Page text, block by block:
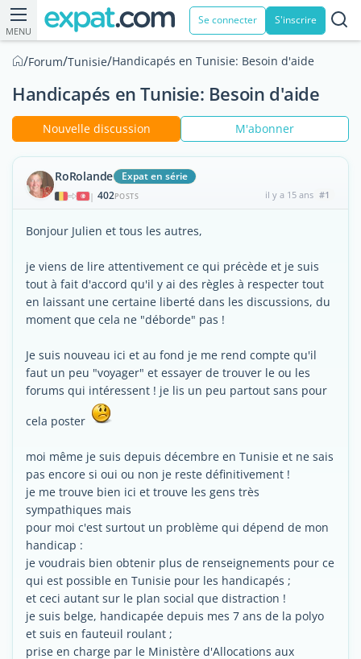
MENU
Se connecter S'inscrire
/Forum/Tunisie/Handicapés en Tunisie: Besoin d'aide
Handicapés en Tunisie: Besoin d'aide
Nouvelle discussion M'abonner
RoRolande Expat en série
| 402POSTS il y a 15 ans #1
Bonjour Julien et tous les autres,
je viens de lire attentivement ce qui précède et je suis
tout à fait d'accord qu'il y ai des règles à respecter tout
en laissant une certaine liberté dans les discussions, du
moment que cela ne "déborde" pas !
Je suis nouveau ici et au fond je me rend compte qu'il
faut un peu "voyager" et essayer de trouver le ou les
forums qui intéressent ! je lis un peu partout sans pour
cela poster
moi même je suis depuis décembre en Tunisie et ne sais
pas encore si oui ou non je reste définitivement !
je me trouve bien ici et trouve les gens très
sympathiques mais
pour moi c'est surtout un problème qui dépend de mon
handicap :
je voudrais bien obtenir plus de renseignements pour ce
qui est possible en Tunisie pour les handicapés ;
et ceci autant sur le plan social que distraction !
je suis belge, handicapée depuis mes 7 ans de la polyo
et suis en fauteuil roulant ;
prise en charge par le Ministère d'Allocations aux